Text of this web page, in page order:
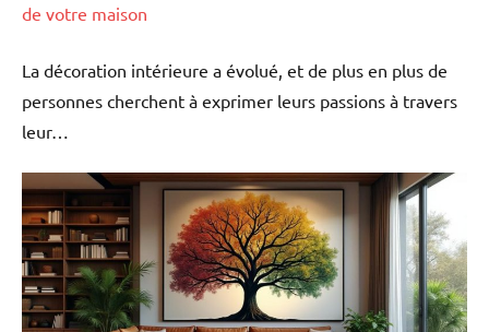
de votre maison
La décoration intérieure a évolué, et de plus en plus de
personnes cherchent à exprimer leurs passions à travers
leur…